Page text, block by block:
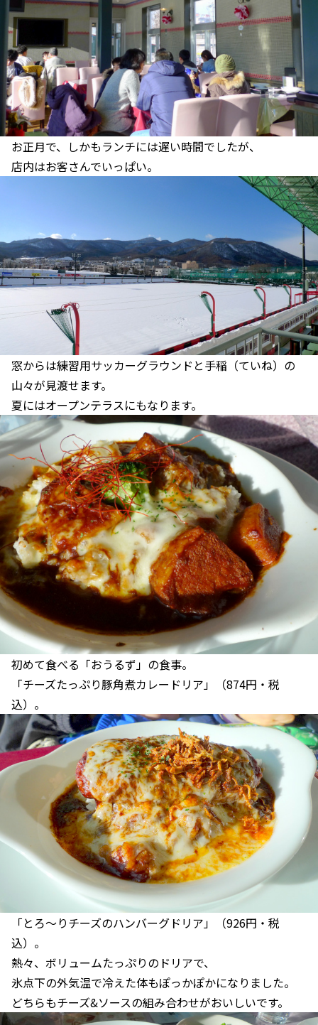
お正月で、しかもランチには遅い時間でしたが、
店内はお客さんでいっぱい。
窓からは練習用サッカーグラウンドと手稲（ていね）の
山々が見渡せます。
夏にはオープンテラスにもなります。
初めて食べる「おうるず」の食事。
「チーズたっぷり豚角煮カレードリア」（874円・税
込）。
「とろ～りチーズのハンバーグドリア」（926円・税
込）。
熱々、ボリュームたっぷりのドリアで、
氷点下の外気温で冷えた体もぽっかぽかになりました。
どちらもチーズ&ソースの組み合わせがおいしいです。